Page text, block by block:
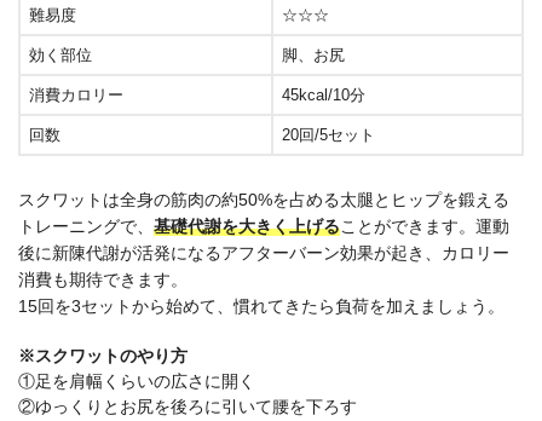
難易度 ☆☆☆
効く部位 脚、お尻
消費カロリー 45kcal/10分
回数 20回/5セット
スクワットは全身の筋肉の約50%を占める太腿とヒップを鍛える
トレーニングで、 基礎代謝を大きく上げることができます。運動
後に新陳代謝が活発になるアフターバーン効果が起き、カロリー
消費も期待できます。
15回を3セットから始めて、慣れてきたら負荷を加えましょう。
※スクワットのやり方
①足を肩幅くらいの広さに開く
②ゆっくりとお尻を後ろに引いて腰を下ろす